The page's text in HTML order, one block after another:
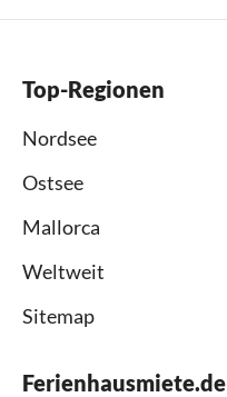
Top-Regionen
Nordsee
Ostsee
Mallorca
Weltweit
Sitemap
Ferienhausmiete.de